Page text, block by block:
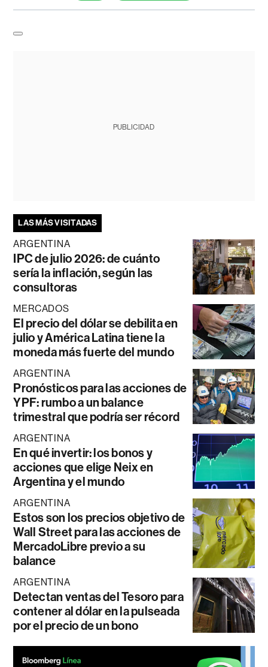
PUBLICIDAD
LAS MÁS VISITADAS
ARGENTINA
IPC de julio 2026: de cuánto
sería la inflación, según las
consultoras
MERCADOS
El precio del dólar se debilita en
julio y América Latina tiene la
moneda más fuerte del mundo
ARGENTINA
Pronósticos para las acciones de
YPF: rumbo a un balance
trimestral que podría ser récord
ARGENTINA
En qué invertir: los bonos y
acciones que elige Neix en
Argentina y el mundo
ARGENTINA
Estos son los precios objetivo de
Wall Street para las acciones de
MercadoLibre previo a su
balance
ARGENTINA
Detectan ventas del Tesoro para
contener al dólar en la pulseada
por el precio de un bono